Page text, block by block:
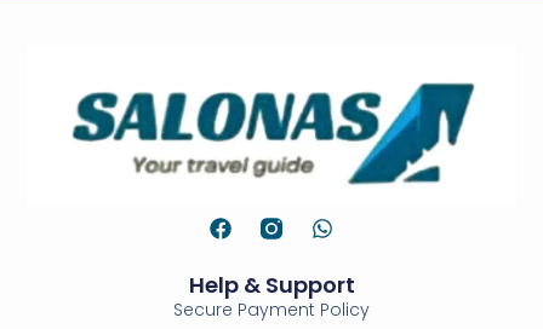
Help & Support
Secure Payment Policy